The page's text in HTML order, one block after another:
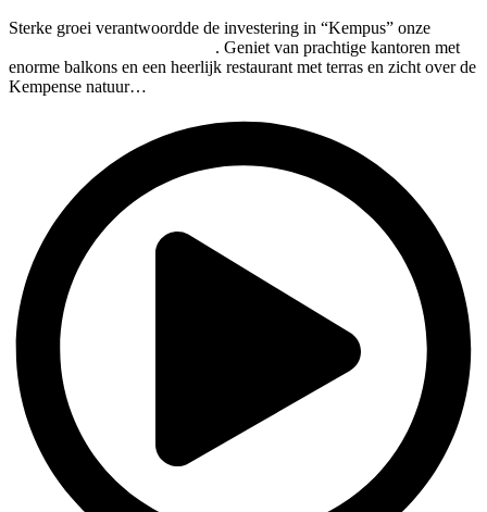
Sterke groei verantwoordde de investering in “Kempus” onze
. Geniet van prachtige kantoren met
enorme balkons en een heerlijk restaurant met terras en zicht over de
Kempense natuur…